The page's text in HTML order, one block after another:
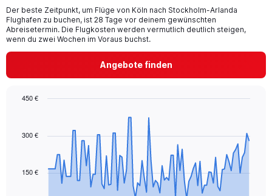
Der beste Zeitpunkt, um Flüge von Köln nach Stockholm-Arlanda
Flughafen zu buchen, ist 28 Tage vor deinem gewünschten
Abreisetermin. Die Flugkosten werden vermutlich deutlich steigen,
wenn du zwei Wochen im Voraus buchst.
Angebote finden
data
The
150 €
300 €
450 €